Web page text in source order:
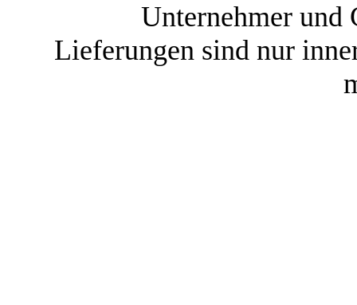
Unternehmer und
Lieferungen sind nur